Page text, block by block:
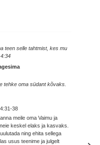
teen selle tahtmist, kes mu
tehke oma südant kõvaks.
38
meile oma Vaimu ja
keskel elaks ja kasvaks.
ning ehita sellega
usus teenime ja julgelt